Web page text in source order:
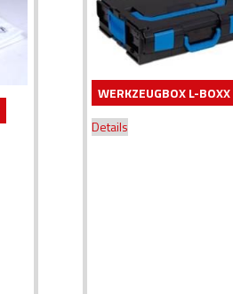
WERKZEUGBOX L-BOXX
Details